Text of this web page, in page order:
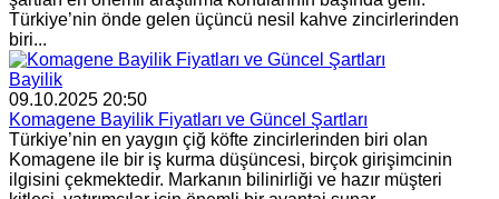
Türkiye’nin önde gelen üçüncü nesil kahve zincirlerinden
biri...
Bayilik
09.10.2025 20:50
Komagene Bayilik Fiyatları ve Güncel Şartları
Türkiye’nin en yaygın çiğ köfte zincirlerinden biri olan
Komagene ile bir iş kurma düşüncesi, birçok girişimcinin
ilgisini çekmektedir. Markanın bilinirliği ve hazır müşteri